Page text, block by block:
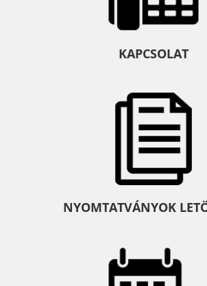
KAPCSOLAT
NYOMTATVÁNYOK